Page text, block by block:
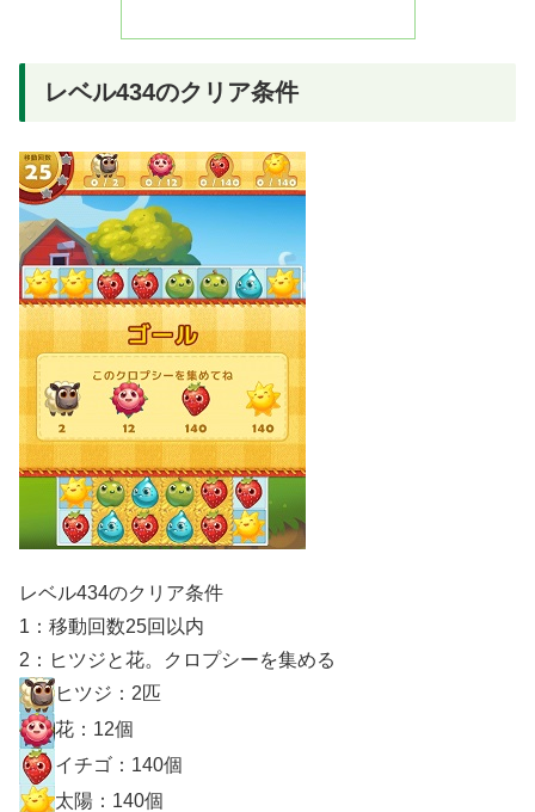
レベル434のクリア条件
レベル434のクリア条件
1：移動回数25回以内
2：ヒツジと花。クロプシーを集める
ヒツジ：2匹
花：12個
イチゴ：140個
太陽：140個